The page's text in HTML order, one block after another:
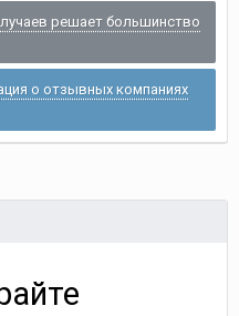
решает большинство
о отзывных компаниях